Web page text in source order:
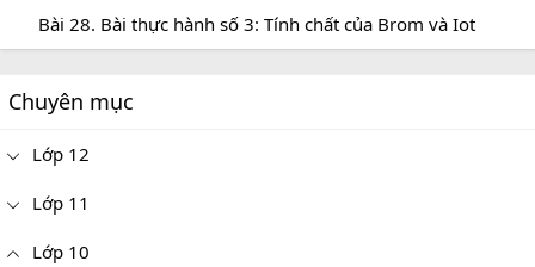
Bài 28. Bài thực hành số 3: Tính chất của Brom và Iot
Chuyên mục
Lớp 12
Lớp 11
Lớp 10